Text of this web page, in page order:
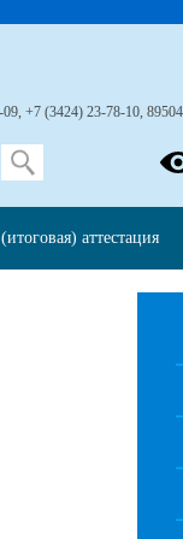
+7 (3424) 23-78-10,
аттестация